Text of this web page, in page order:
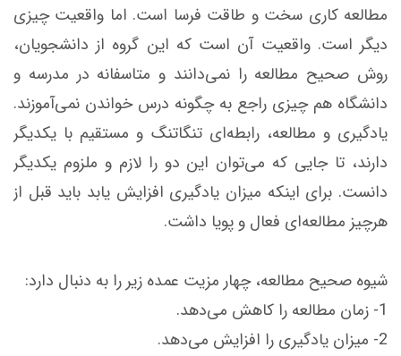
مطالعه كاری سخت و طاقت فرسا است. اما واقعیت چیزی
دیگر است. واقعیت آن است كه این گروه از دانشجویان،
روش صحیح مطالعه را نمی‌دانند و متاسفانه در مدرسه و
دانشگاه هم چیزی راجع به چگونه درس خواندن نمی‌آموزند.
یادگیری و مطالعه، رابطه‌ای تنگاتنگ و مستقیم با یكدیگر
دارند، تا جایی كه می‌توان این دو را لازم و ملزوم یكدیگر
دانست. برای اینكه میزان یادگیری افزایش یابد باید قبل از
هرچیز مطالعه‌ای فعال و پویا داشت.
شیوه صحیح مطالعه، چهار مزیت عمده زیر را به دنبال دارد:
1- زمان مطالعه را كاهش می‌دهد.
2- میزان یادگیری را افزایش می‌دهد.